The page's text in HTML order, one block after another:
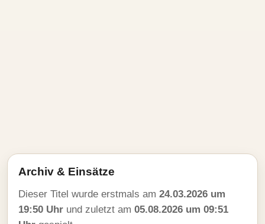
Archiv & Einsätze
Dieser Titel wurde erstmals am 24.03.2026 um
19:50 Uhr und zuletzt am 05.08.2026 um 09:51